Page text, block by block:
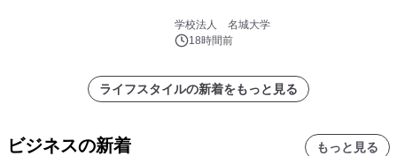
学校法人 名城大学
18時間前
ライフスタイルの新着をもっと見る
ビジネスの新着 もっと見る